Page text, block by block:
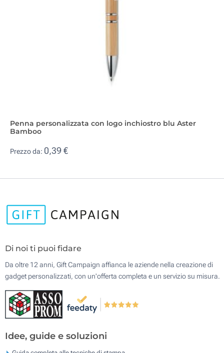
Penna personalizzata con logo inchiostro blu Aster
Bamboo
Prezzo da: 0,39 €
Di noi ti puoi fidare
Da oltre 12 anni, Gift Campaign affianca le aziende nella creazione di
gadget personalizzati, con un'offerta completa e un servizio su misura.
Idee, guide e soluzioni